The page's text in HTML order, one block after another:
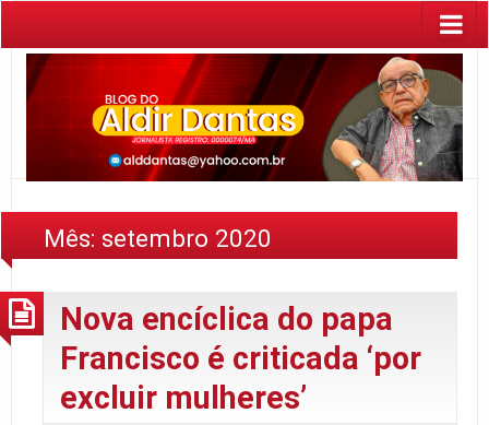
Mês: setembro 2020
Nova encíclica do papa
Francisco é criticada ‘por
excluir mulheres’